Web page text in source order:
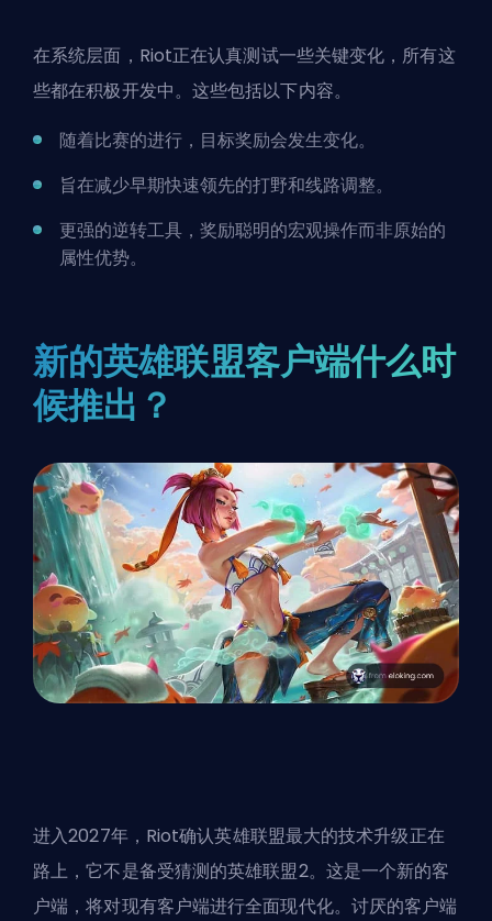
在系统层面，Riot正在认真测试一些关键变化，所有这
些都在积极开发中。这些包括以下内容。
随着比赛的进行，目标奖励会发生变化。
旨在减少早期快速领先的打野和线路调整。
更强的逆转工具，奖励聪明的宏观操作而非原始的
属性优势。
新的英雄联盟客户端什么时
候推出？
进入2027年，Riot确认英雄联盟最大的技术升级正在
路上，它不是备受猜测的英雄联盟2。 这是一个新的客
户端 ，将对现有客户端进行全面现代化。讨厌的客户端